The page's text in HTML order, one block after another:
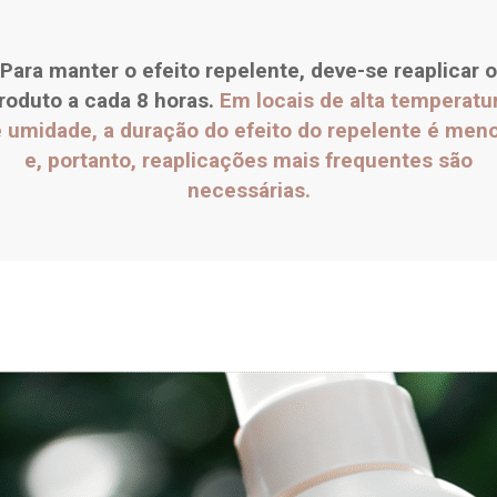
Para manter o efeito repelente, deve-se reaplicar o
a cada 8 horas. Em locais de alta
umidade, a duração do efeito do repelente é
e, portanto, reaplicações mais frequentes são
necessárias.